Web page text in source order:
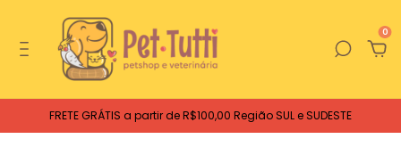
0
FRETE GRÁTIS a partir de R$100,00 Região SUL e SUDESTE